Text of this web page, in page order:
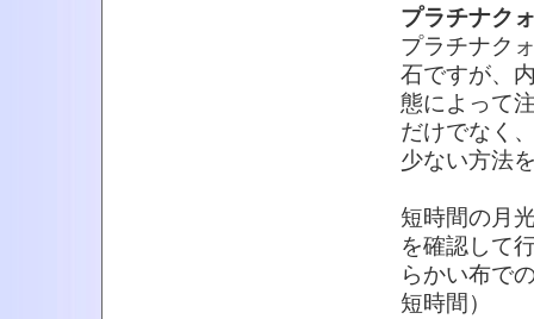
プラチナク
プラチナク
石ですが、
態によって
だけでなく
少ない方法
短時間の月
を確認して
らかい布で
短時間）